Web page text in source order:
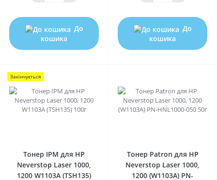
До
кошика
До
кошика
Закінчується
Тонер IPM для HP
Neverstop Laser 1000,
1200 W1103A (TSH135)
Тонер Patron для HP
Neverstop Laser 1000,
1200 (W1103A) PN-